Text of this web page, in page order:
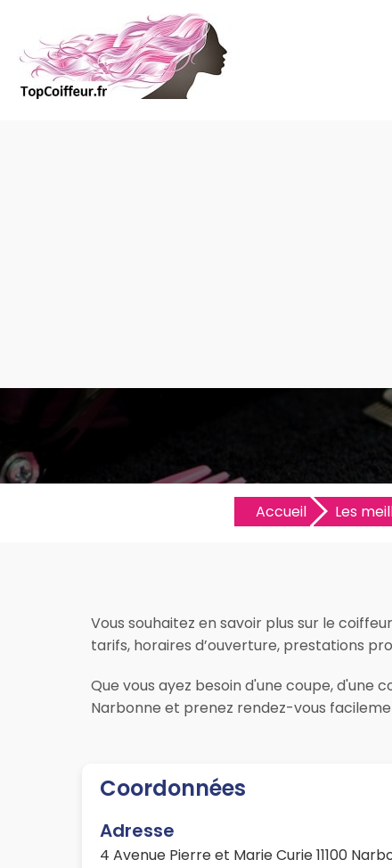
Accueil Les
Vous souhaitez en savoir plus sur le
tarifs, horaires d’ouverture, prestations
Que vous ayez besoin d'une coupe, d'une
Narbonne et prenez rendez-vous
Coordonnées
Adresse
4 Avenue Pierre et Marie Curie 11100